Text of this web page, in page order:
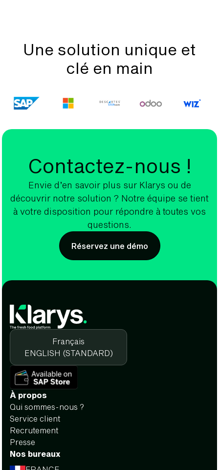
Une solution unique et
clé en main
Contactez-nous !
Envie d’en savoir plus sur Klarys ou de
découvrir notre solution ? Notre équipe se tient
à votre disposition pour répondre à toutes vos
questions.
Réservez une démo
Français
ENGLISH (STANDARD)
À propos
Qui sommes-nous ?
Service client
Recrutement
Presse
Nos bureaux